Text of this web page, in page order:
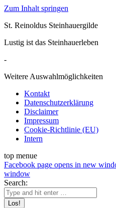
Zum Inhalt springen
St. Reinoldus Steinhauergilde
Lustig ist das Steinhauerleben
-
Weitere Auswahlmöglichkeiten
Kontakt
Datenschutzerklärung
Disclaimer
Impressum
Cookie-Richtlinie (EU)
Intern
top menue
Facebook page opens in new
window
Search: